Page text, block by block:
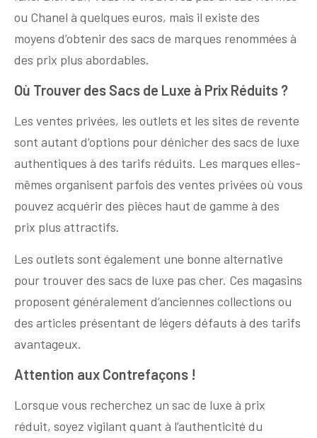
ou Chanel à quelques euros, mais il existe des
moyens d’obtenir des sacs de marques renommées à
des prix plus abordables.
Où Trouver des Sacs de Luxe à Prix Réduits ?
Les ventes privées, les outlets et les sites de revente
sont autant d’options pour dénicher des sacs de luxe
authentiques à des tarifs réduits. Les marques elles-
mêmes organisent parfois des ventes privées où vous
pouvez acquérir des pièces haut de gamme à des
prix plus attractifs.
Les outlets sont également une bonne alternative
pour trouver des sacs de luxe pas cher. Ces magasins
proposent généralement d’anciennes collections ou
des articles présentant de légers défauts à des tarifs
avantageux.
Attention aux Contrefaçons !
Lorsque vous recherchez un sac de luxe à prix
réduit, soyez vigilant quant à l’authenticité du